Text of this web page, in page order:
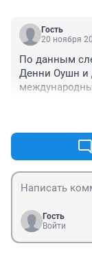
Гость
20 ноября
По данным
Денни Оушн и
Гость
Войти